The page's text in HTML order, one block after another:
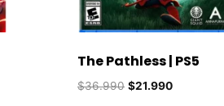
The Pathless | PS5
$36.990 El
$21.990El